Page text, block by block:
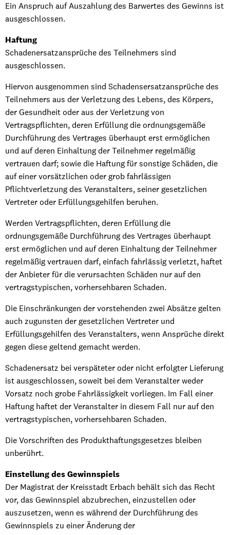
Ein Anspruch auf Auszahlung des Barwertes des Gewinns ist
ausgeschlossen.
Haftung
Schadenersatzansprüche des Teilnehmers sind
ausgeschlossen.
Hiervon ausgenommen sind Schadensersatzansprüche des
Teilnehmers aus der Verletzung des Lebens, des Körpers,
der Gesundheit oder aus der Verletzung von
Vertragspflichten, deren Erfüllung die ordnungsgemäße
Durchführung des Vertrages überhaupt erst ermöglichen
und auf deren Einhaltung der Teilnehmer regelmäßig
vertrauen darf; sowie die Haftung für sonstige Schäden, die
auf einer vorsätzlichen oder grob fahrlässigen
Pflichtverletzung des Veranstalters, seiner gesetzlichen
Vertreter oder Erfüllungsgehilfen beruhen.
Werden Vertragspflichten, deren Erfüllung die
ordnungsgemäße Durchführung des Vertrages überhaupt
erst ermöglichen und auf deren Einhaltung der Teilnehmer
regelmäßig vertrauen darf, einfach fahrlässig verletzt, haftet
der Anbieter für die verursachten Schäden nur auf den
vertragstypischen, vorhersehbaren Schaden.
Die Einschränkungen der vorstehenden zwei Absätze gelten
auch zugunsten der gesetzlichen Vertreter und
Erfüllungsgehilfen des Veranstalters, wenn Ansprüche direkt
gegen diese geltend gemacht werden.
Schadenersatz bei verspäteter oder nicht erfolgter Lieferung
ist ausgeschlossen, soweit bei dem Veranstalter weder
Vorsatz noch grobe Fahrlässigkeit vorliegen. Im Fall einer
Haftung haftet der Veranstalter in diesem Fall nur auf den
vertragstypischen, vorhersehbaren Schaden.
Die Vorschriften des Produkthaftungsgesetzes bleiben
unberührt.
Einstellung des Gewinnspiels
Der Magistrat der Kreisstadt Erbach behält sich das Recht
vor, das Gewinnspiel abzubrechen, einzustellen oder
auszusetzen, wenn es während der Durchführung des
Gewinnspiels zu einer Änderung der